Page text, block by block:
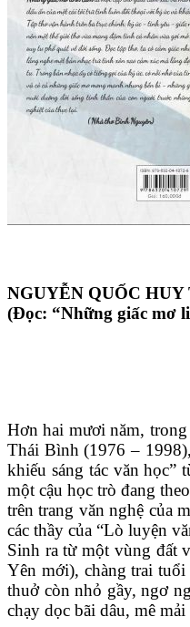
NGUYỄN QUỐC HUY
(Đọc: “Những giấc mơ
Hơn hai mươi năm,
Thái Bình (1976 –
khiếu sáng tác văn
một cậu học trò đang
trên trang văn nghệ của
các thầy của “Lò luyện
Sinh ra từ một vùng đất
Yên mới), chàng trai
thuở còn nhỏ gầy, ngơ
chạy dọc bãi dâu, mê